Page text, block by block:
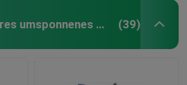
HAUSTIER dehnbares umsponnenes Sleeving (39)